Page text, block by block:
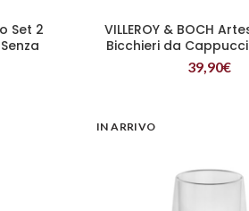
Set 2
LEGGI
VILLEROY & BOCH
Bicchieri da
39,90€
IN ARRIVO